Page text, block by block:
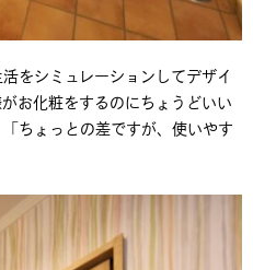
をシミュレーションしてデザイ
お化粧をするのにちょうどいい
ちょっとの差ですが、使いやす